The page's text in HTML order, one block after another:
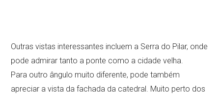
Outras vistas interessantes incluem a Serra do Pilar, onde
pode admirar tanto a ponte como a cidade velha.
Para outro ângulo muito diferente, pode também
apreciar a vista da fachada da catedral. Muito perto dos